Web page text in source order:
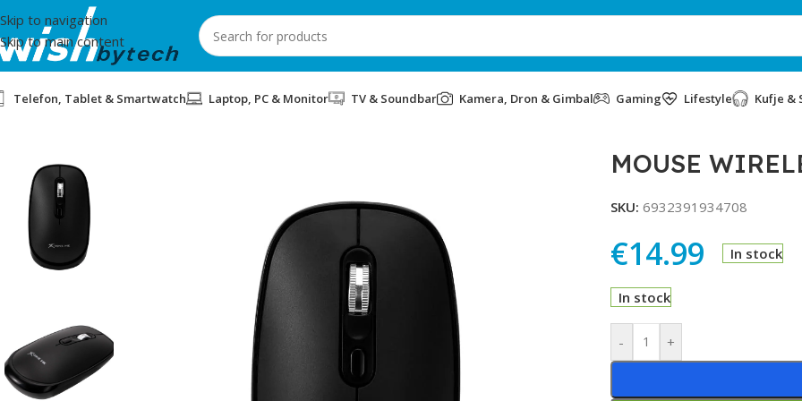
Skip to navigation
Skip to main content
Telefon, Tablet & Smartwatch Laptop, PC & Monitor TV & Soundbar Kamera, Dron & Gimbal Gaming Lifestyle Kufje &
MOUSE
SKU: 6932391934708
€14.99 In stock
In stock
- +
Alternative: